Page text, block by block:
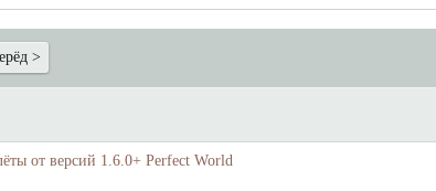
>
от версий 1.6.0+ Perfect World